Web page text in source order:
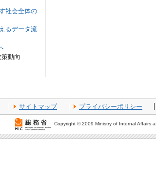
社会全体の
るデータ流
動向
サイトマップ プライバシーポリシー
Copyright © 2009 Ministry of Internal Affairs